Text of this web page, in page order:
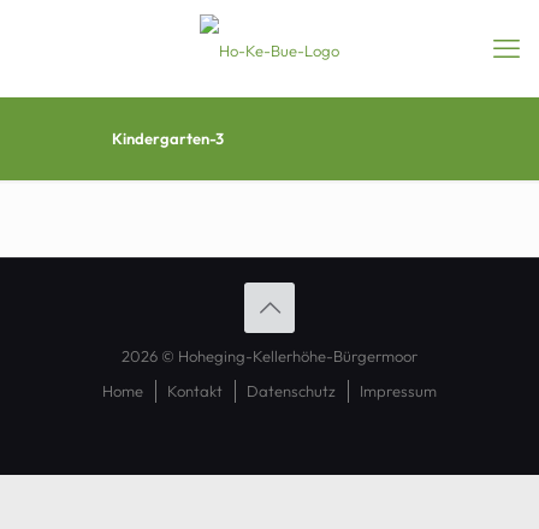
Kindergarten-3
2026 © Hoheging-Kellerhöhe-Bürgermoor
Home
Kontakt Datenschutz Impressum